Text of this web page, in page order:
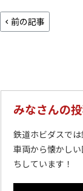
前の記事
みなさんの
鉄道ホビダスで
車両から懐かし
ちしています！